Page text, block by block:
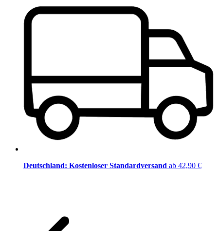
Deutschland: Kostenloser Standardversand ab 42,90 €